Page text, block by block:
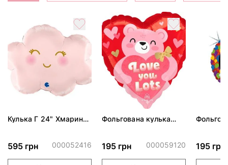
Кулька Г 24" Хмаринка
595 грн 000052416
Фольгована кулька
195 грн 000059120 195 грн